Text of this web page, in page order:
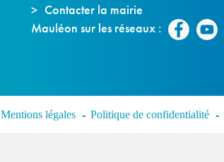
Contacter la mairie
Mauléon sur les réseaux :
Mentions légales Politique de confidentialité